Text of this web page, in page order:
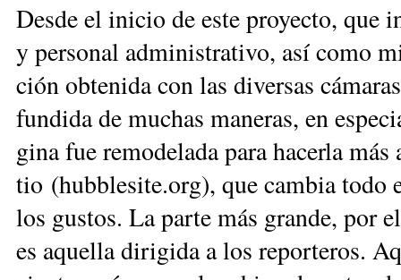
Des­de el ini­cio de es­te pro­yec­to, que
y per­so­nal ad­mi­nis­tra­ti­vo, así co­mo
ción ob­te­ni­da con las di­ver­sas
fun­di­da de mu­chas ma­ne­ras, en
gi­na fue re­mo­de­la­da pa­ra ha­cer­la
tio (hub­ble­si­te.org), que cam­bia to­do
los gus­tos. La par­te más gran­de, por
es aque­lla di­ri­gi­da a los re­por­te­ros.